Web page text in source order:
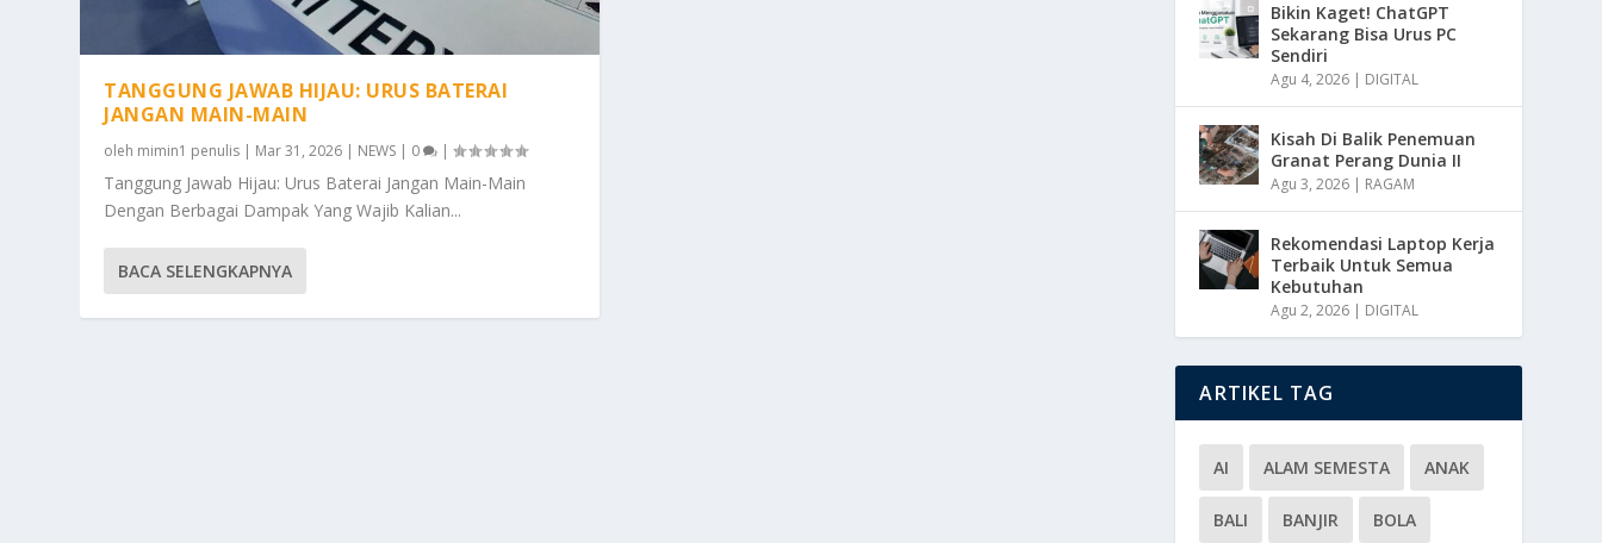
TANGGUNG JAWAB HIJAU: URUS BATERAI
JANGAN MAIN-MAIN
oleh mimin1 penulis | Mar 31, 2026 | NEWS | 0 |
Tanggung Jawab Hijau: Urus Baterai Jangan Main-Main
Dengan Berbagai Dampak Yang Wajib Kalian...
BACA SELENGKAPNYA
Bikin Kaget! ChatGPT
Sekarang Bisa Urus PC
Sendiri
Agu 4, 2026 | DIGITAL
Kisah Di Balik Penemuan
Granat Perang Dunia II
Agu 3, 2026 | RAGAM
Rekomendasi Laptop Kerja
Terbaik Untuk Semua
Kebutuhan
Agu 2, 2026 | DIGITAL
ARTIKEL TAG
AI ALAM SEMESTA ANAK
BALI BANJIR BOLA